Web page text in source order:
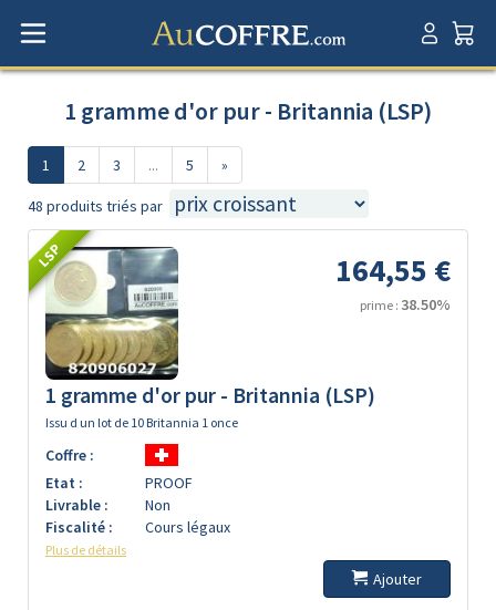
1 gramme d'or pur - Britannia (LSP)
1 2 3 ... 5 »
48 produits triés par
LSP 164,55 €
prime : 38.50%
1 gramme d'or pur - Britannia (LSP)
Issu d un lot de 10 Britannia 1 once
Coffre :
Etat :
PROOF
Livrable :
Non
Fiscalité :
Cours légaux
Plus de détails
Ajouter